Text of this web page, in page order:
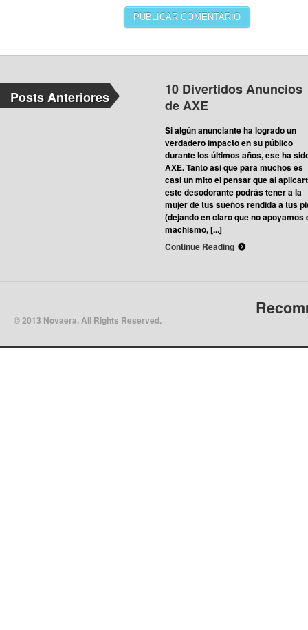
Posts Anteriores
10 Divertidos Anuncios
de AXE
Si algún anunciante ha logrado un
verdadero impacto en su público
durante los últimos años, ese ha
AXE. Tanto asi que para muchos es
casi un mito el pensar que al
este desodorante podrás tener a la
mujer de tus sueños rendida a tus
(dejando en claro que no apoyamos
machismo, [...]
Continue Reading
© 2013 Novaera. All Rights Reserved.